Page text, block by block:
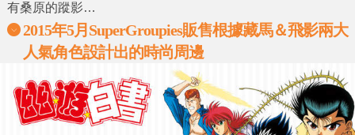
有桑原的蹤影…
2015年5月SuperGroupies販售根據藏馬＆飛影兩大
人氣角色設計出的時尚周邊